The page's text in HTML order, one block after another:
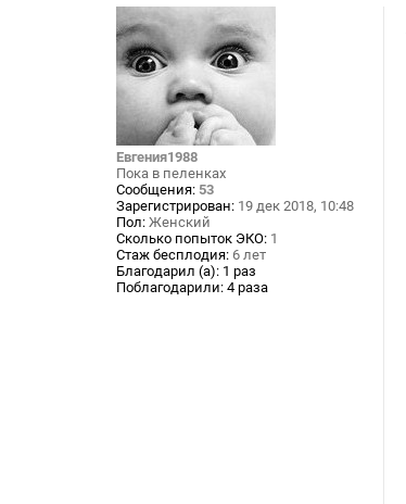
Евгения1988
Пока в пеленках
Сообщения: 53
Зарегистрирован: 19 дек 2018, 10:48
Пол: Женский
Сколько попыток ЭКО: 1
Стаж бесплодия: 6 лет
Благодарил (а): 1 раз
Поблагодарили: 4 раза